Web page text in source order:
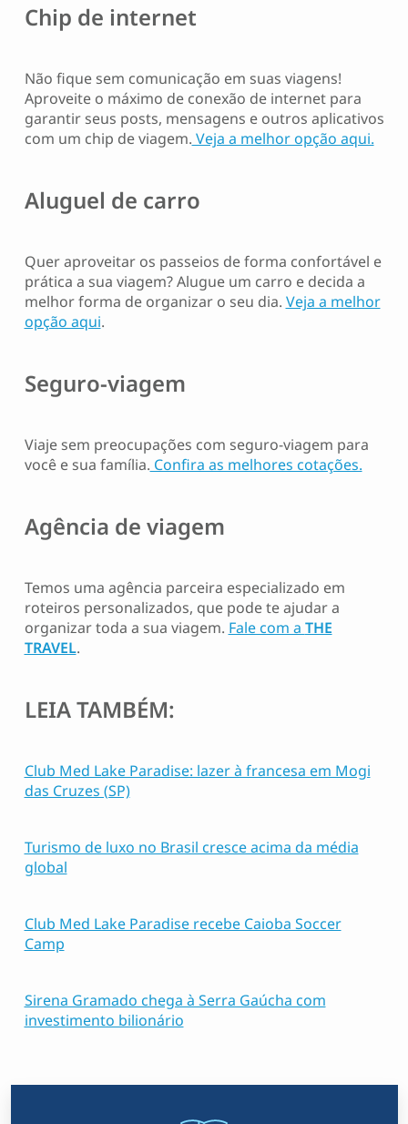
Chip de internet
Não fique sem comunicação em suas viagens!
Aproveite o máximo de conexão de internet para
garantir seus posts, mensagens e outros aplicativos
com um chip de viagem. Veja a melhor opção aqui.
Aluguel de carro
Quer aproveitar os passeios de forma confortável e
prática a sua viagem? Alugue um carro e decida a
melhor forma de organizar o seu dia. Veja a melhor
opção aqui.
Seguro-viagem
Viaje sem preocupações com seguro-viagem para
você e sua família. Confira as melhores cotações.
Agência de viagem
Temos uma agência parceira especializado em
roteiros personalizados, que pode te ajudar a
organizar toda a sua viagem. Fale com a THE
TRAVEL.
LEIA TAMBÉM:
Club Med Lake Paradise: lazer à francesa em Mogi
das Cruzes (SP)
Turismo de luxo no Brasil cresce acima da média
global
Club Med Lake Paradise recebe Caioba Soccer
Camp
Sirena Gramado chega à Serra Gaúcha com
investimento bilionário